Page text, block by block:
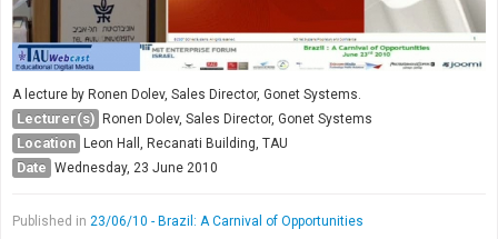
A lecture by Ronen Dolev, Sales Director, Gonet Systems.
Lecturer(s) Ronen Dolev, Sales Director, Gonet Systems
Location Leon Hall, Recanati Building, TAU
Date Wednesday, 23 June 2010
Published in 23/06/10 - Brazil: A Carnival of Opportunities